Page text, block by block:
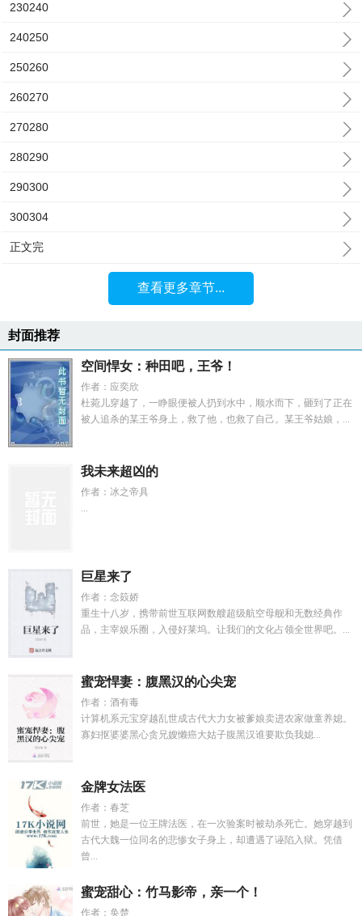
230240
240250
250260
260270
270280
280290
290300
300304
正文完
查看更多章节...
封面推荐
空间悍女：种田吧，王爷！
作者：应奕欣
杜菀儿穿越了，一睁眼便被人扔到水中，顺水而下，砸到了正在
被人追杀的某王爷身上，救了他，也救了自己。某王爷姑娘，...
我未来超凶的
作者：冰之帝具
...
巨星来了
作者：念笯娇
重生十八岁，携带前世互联网数艘超级航空母舰和无数经典作
品，主宰娱乐圈，入侵好莱坞。让我们的文化占领全世界吧。...
蜜宠悍妻：腹黑汉的心尖宠
作者：酒有毒
计算机系元宝穿越乱世成古代大力女被爹娘卖进农家做童养媳。
寡妇抠婆婆黑心贪兄嫂懒癌大姑子腹黑汉谁要欺负我媳...
金牌女法医
作者：春芝
前世，她是一位王牌法医，在一次验案时被劫杀死亡。她穿越到
古代大魏一位同名的悲惨女子身上，却遭遇了诬陷入狱。凭借
曾...
蜜宠甜心：竹马影帝，亲一个！
作者：奂楚